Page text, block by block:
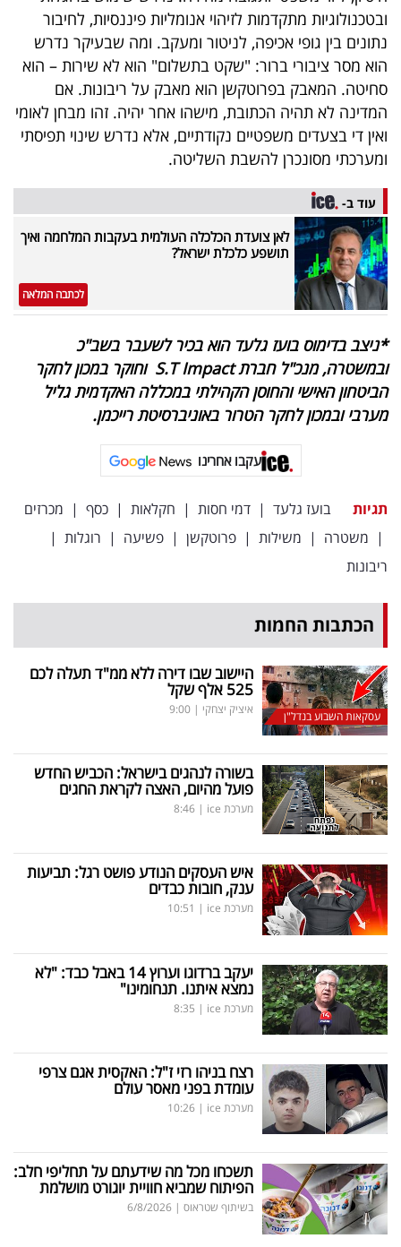
ובטכנולוגיות מתקדמות לזיהוי אנומליות פיננסיות, לחיבור
נתונים בין גופי אכיפה, לניטור ומעקב. ומה שבעיקר נדרש
הוא מסר ציבורי ברור: "שקט בתשלום" הוא לא שירות – הוא
סחיטה. המאבק בפרוטקשן הוא מאבק על ריבונות. אם
המדינה לא תהיה הכתובת, מישהו אחר יהיה. זהו מבחן לאומי
ואין די בצעדים משפטיים נקודתיים, אלא נדרש שינוי תפיסתי
ומערכתי מסונכרן להשבת השליטה.
עוד ב-
לאן צועדת הכלכלה העולמית בעקבות המלחמה ואיך
תושפע כלכלת ישראל?
לכתבה המלאה
*ניצב בדימוס בועז גלעד הוא בכיר לשעבר בשב"כ
ובמשטרה, מנכ"ל חברתS.T Impact וחוקר במכון לחקר
הביטחון האישי והחוסן הקהילתי במכללה האקדמית גליל
מערבי ובמכון לחקר הטרור באוניברסיטת רייכמן.
עקבו אחרינו
תגיות בועז גלעד | דמי חסות | חקלאות | כסף | מכרזים
| משטרה | משילות | פרוטקשן | פשיעה | רוגלות |
ריבונות
הכתבות החמות
עסקאות השבוע בנדל"ן
היישוב שבו דירה ללא ממ"ד תעלה לכם
525 אלף שקל
איציק יצחקי |
9:00
בשורה לנהגים בישראל: הכביש החדש
פועל מהיום, האצה לקראת החגים
מערכת ice |
8:46
איש העסקים הנודע פושט רגל: תביעות
ענק, חובות כבדים
מערכת ice |
10:51
יעקב ברדוגו וערוץ 14 באבל כבד: "לא
נמצא איתנו. תנחומינו"
מערכת ice |
8:35
רצח בניהו רזי ז"ל: האקסית אגם צרפי
עומדת בפני מאסר עולם
מערכת ice |
10:26
תשכחו מכל מה שידעתם על תחליפי חלב:
הפיתוח שמביא חוויית יוגורט מושלמת
בשיתוף שטראוס |
6/8/2026